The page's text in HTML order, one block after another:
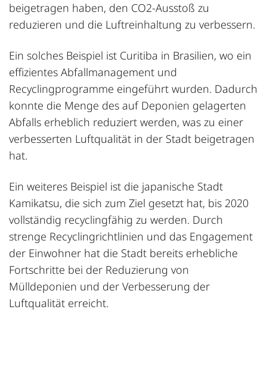
beigetragen haben, den CO2-Ausstoß zu
reduzieren und die Luftreinhaltung zu verbessern.
Ein solches Beispiel ist Curitiba in Brasilien, wo ein
effizientes Abfallmanagement und
Recyclingprogramme eingeführt wurden. Dadurch
konnte die Menge des auf Deponien gelagerten
Abfalls erheblich reduziert werden, was zu einer
verbesserten Luftqualität in der Stadt beigetragen
hat.
Ein weiteres Beispiel ist die japanische Stadt
Kamikatsu, die sich zum Ziel gesetzt hat, bis 2020
vollständig recyclingfähig zu werden. Durch
strenge Recyclingrichtlinien und das Engagement
der Einwohner hat die Stadt bereits erhebliche
Fortschritte bei der Reduzierung von
Mülldeponien und der Verbesserung der
Luftqualität erreicht.